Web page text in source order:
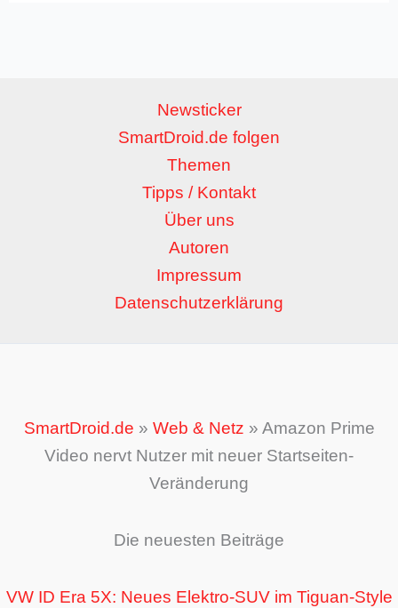
Newsticker
SmartDroid.de folgen
Themen
Tipps / Kontakt
Über uns
Autoren
Impressum
Datenschutzerklärung
SmartDroid.de » Web & Netz » Amazon Prime
Video nervt Nutzer mit neuer Startseiten-
Veränderung
Die neuesten Beiträge
VW ID Era 5X: Neues Elektro-SUV im Tiguan-Style